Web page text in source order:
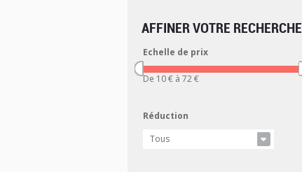
AFFINER VOTRE RECHERCHE
Echelle de prix
De 10 € à 72 €
Réduction
Tous